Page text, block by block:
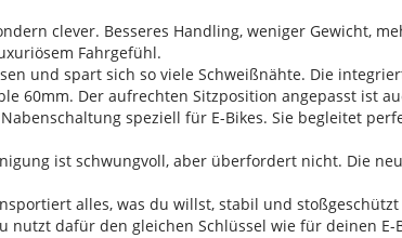
clever. Besseres Handling, weniger Gewicht,
Fahrgefühl.
und spart sich so viele Schweißnähte. Die
60mm. Der aufrechten Sitzposition angepasst ist
speziell für E-Bikes. Sie begleitet
ist schwungvoll, aber überfordert nicht. Die
alles, was du willst, stabil und
nutzt dafür den gleichen Schlüssel wie für deinen E-